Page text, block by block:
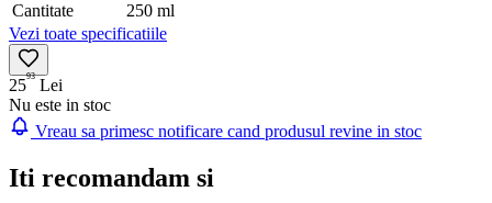
Cantitate
250 ml
Vezi toate specificatiile
2593 Lei
Nu este in stoc
Vreau sa primesc notificare cand produsul revine in stoc
Iti recomandam si